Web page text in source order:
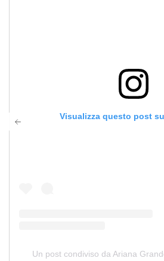
Visualizza questo post
Un post condiviso da Ariana